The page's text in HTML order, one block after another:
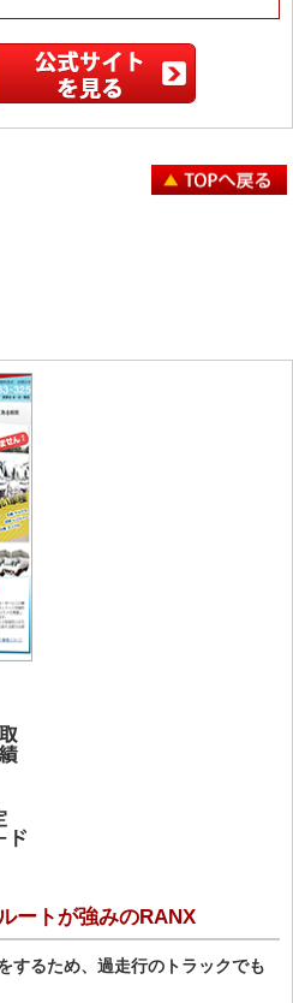
ートが強みのRANX
するため、過走行のトラックでも